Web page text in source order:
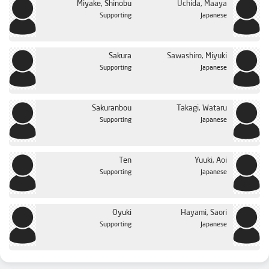
Miyake, Shinobu
Supporting
Uchida, Maaya
Japanese
Sakura
Supporting
Sawashiro, Miyuki
Japanese
Sakuranbou
Supporting
Takagi, Wataru
Japanese
Ten
Supporting
Yuuki, Aoi
Japanese
Oyuki
Supporting
Hayami, Saori
Japanese